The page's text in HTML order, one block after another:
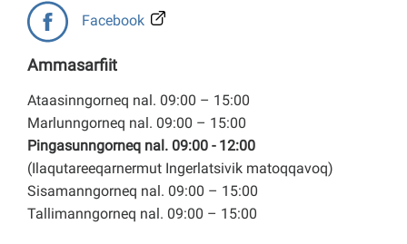
Facebook
Ammasarfiit
Ataasinngorneq nal. 09:00 – 15:00
Marlunngorneq nal. 09:00 – 15:00
Pingasunngorneq nal. 09:00 - 12:00
(Ilaqutareeqarnermut Ingerlatsivik matoqqavoq)
Sisamanngorneq nal. 09:00 – 15:00
Tallimanngorneq nal. 09:00 – 15:00